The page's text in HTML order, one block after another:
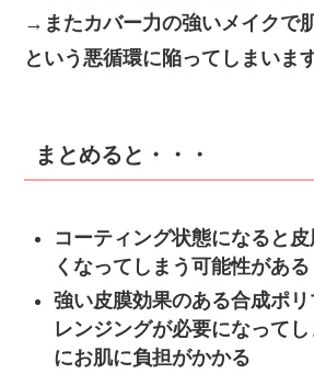
→ またカバー力の強いメイクで
という悪循環に陥ってしまいます
まとめると・・・
コーティング状態になると
くなってしまう可能性がある
強い皮膜効果のある合成ポ
レンジングが必要になって
にお肌に負担がかかる